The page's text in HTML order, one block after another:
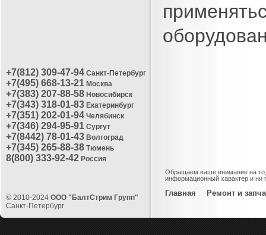
+7(812) 309-47-94 Санкт-Петербург
+7(495) 668-13-21 Москва
+7(383) 207-88-58 Новосибирск
+7(343) 318-01-83 Екатеринбург
+7(351) 202-01-94 Челябинск
+7(346) 294-95-91 Сургут
+7(8442) 78-01-43 Волгоград
+7(345) 265-88-38 Тюмень
8(800) 333-92-42 Россия
© 2010-2024 ООО "БалтСтрим Групп"
Санкт-Петербург
Обращаем ваше внимание на то,
информационный характер и ни
Главная Ремонт и